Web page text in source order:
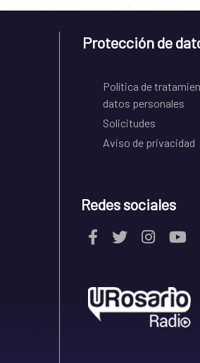
Protección de
Política de
datos personales
Solicitudes
Aviso de privacidad
Redes sociales